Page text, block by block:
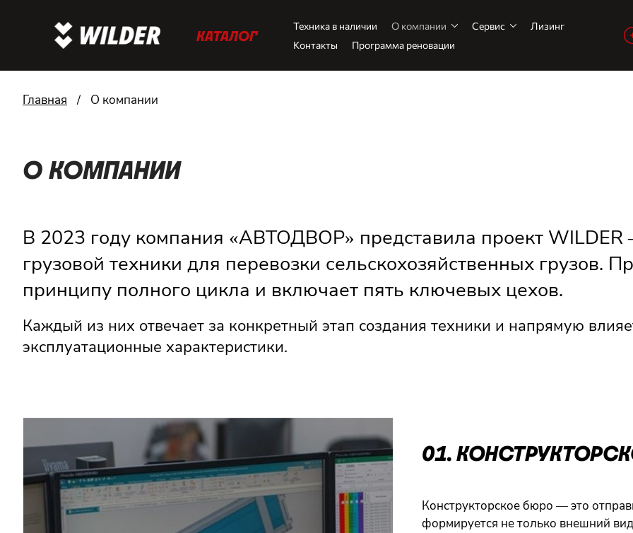
КАТАЛОГ
Техника в наличии О компании Сервис
Лизинг
Контакты
Программа реновации
Главная / О компании
О КОМПАНИИ
В 2023 году компания «АВТОДВОР» представила проект
грузовой техники для перевозки сельскохозяйственных грузов.
принципу полного цикла и включает пять ключевых цехов.
Каждый из них отвечает за конкретный этап создания техники и напрямую
эксплуатационные характеристики.
01.
Конструкторское бюро — это
формируется не только внешний